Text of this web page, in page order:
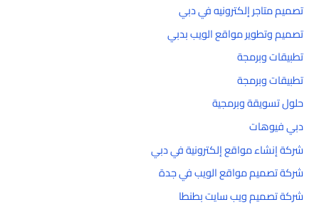
تصميم متاجر إلكترونيه في دبي
تصميم وتطوير مواقع الويب بدبي
تطبيقات وبرمجة
تطبيقات وبرمجة
حلول تسويقة وبرمجية
دبي فيوهات
شركة إنشاء مواقع إلكترونية في دبي
شركة تصميم مواقع الويب في جدة
شركة تصميم ويب سايت بطنطا